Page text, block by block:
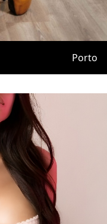
Porto